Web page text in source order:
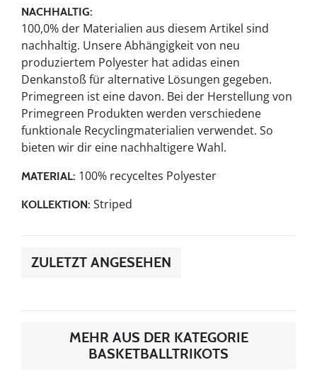
NACHHALTIG:
100,0% der Materialien aus diesem Artikel sind
nachhaltig. Unsere Abhängigkeit von neu
produziertem Polyester hat adidas einen
Denkanstoß für alternative Lösungen gegeben.
Primegreen ist eine davon. Bei der Herstellung von
Primegreen Produkten werden verschiedene
funktionale Recyclingmaterialien verwendet. So
bieten wir dir eine nachhaltigere Wahl.
MATERIAL: 100% recyceltes Polyester
KOLLEKTION: Striped
ZULETZT ANGESEHEN
MEHR AUS DER KATEGORIE
BASKETBALLTRIKOTS